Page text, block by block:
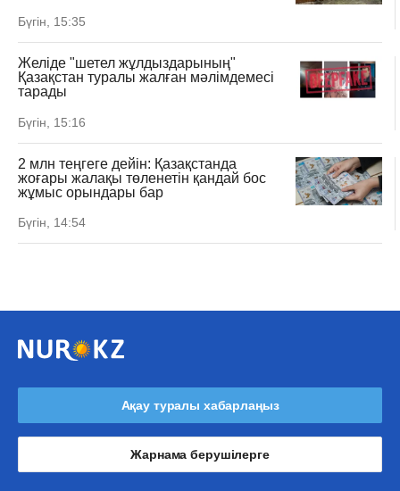
Бүгін, 15:35
Желіде "шетел жұлдыздарының"
Қазақстан туралы жалған мәлімдемесі
тарады
Бүгін, 15:16
2 млн теңгеге дейін: Қазақстанда
жоғары жалақы төленетін қандай бос
жұмыс орындары бар
Бүгін, 14:54
Ақау туралы хабарлаңыз
Жарнама берушілерге